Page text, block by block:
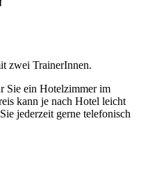
zwei TrainerInnen.
Sie ein Hotelzimmer im
kann je nach Hotel leicht
jederzeit gerne telefonisch